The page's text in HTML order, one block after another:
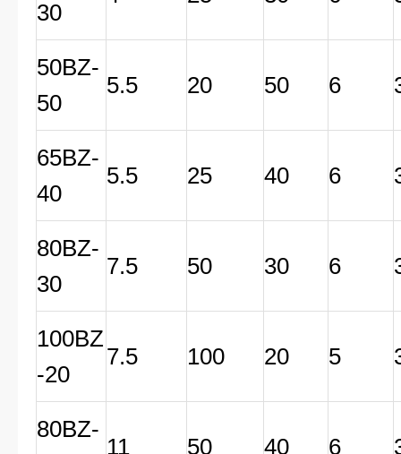
30
50BZ-
50
5.5 20 50 6
65BZ-
40
5.5 25 40 6
80BZ-
30
7.5 50 30 6
100BZ
-20
7.5 100 20 5
80BZ-
11 50 40 6